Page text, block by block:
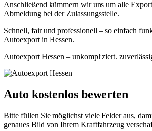
Anschließend kümmern wir uns um alle
Abmeldung bei der Zulassungsstelle.
Schnell, fair und professionell – so einfach
Autoexport in Hessen.
Autoexport Hessen – unkompliziert.
Auto kostenlos bewerten
Bitte füllen Sie möglichst viele Felder aus,
genaues Bild von Ihrem Kraftfahrzeug